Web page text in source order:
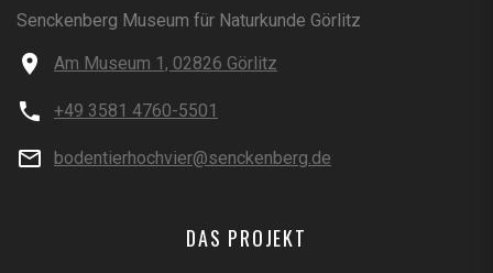
Senckenberg Museum für Naturkunde Görlitz
Am Museum 1, 02826 Görlitz
+49 3581 4760-5501
bodentierhochvier@senckenberg.de
DAS PROJEKT